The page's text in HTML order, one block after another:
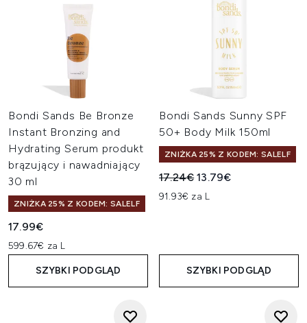
Bondi Sands Be Bronze
Instant Bronzing and
Hydrating Serum produkt
brązujący i nawadniający
30 ml
ZNIŻKA 25% Z KODEM: SALELF
17.99€
599.67€ za L
SZYBKI PODGLĄD
Bondi Sands Sunny SPF
50+ Body Milk 150ml
ZNIŻKA 25% Z KODEM: SALELF
Sugerowana cena
17.24€Aktualna cena:
13.79€
91.93€ za L
SZYBKI PODGLĄD